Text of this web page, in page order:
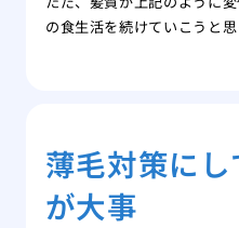
の食生活を続けていこうと思
薄毛対策にし
が大事